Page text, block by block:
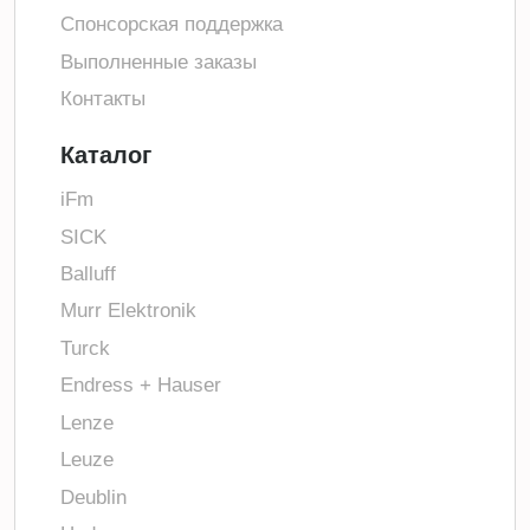
Спонсорская поддержка
Выполненные заказы
Контакты
Каталог
iFm
SICK
Balluff
Murr Elektronik
Turck
Endress + Hauser
Lenze
Leuze
Deublin